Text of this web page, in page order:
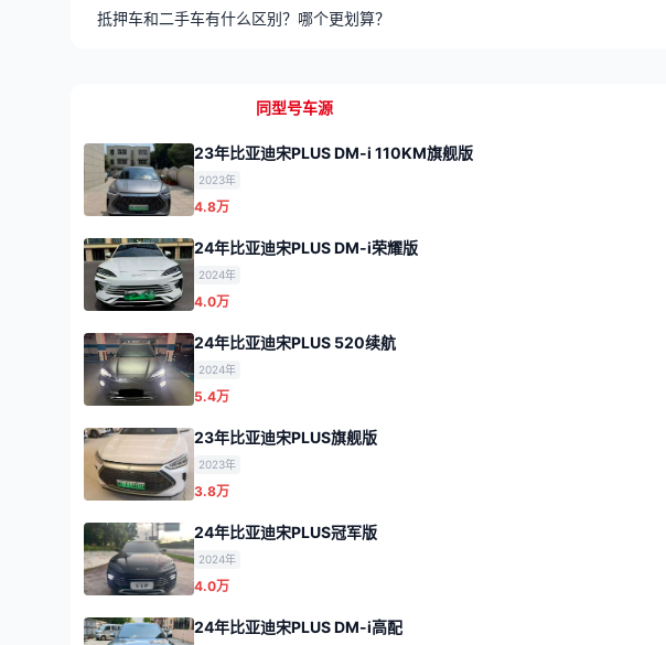
抵押车和二手车有什么区别？哪个更划算？
同型号车源
23年比亚迪宋PLUS DM-i 110KM旗舰版
2023年
4.8万
24年比亚迪宋PLUS DM-i荣耀版
2024年
4.0万
24年比亚迪宋PLUS 520续航
2024年
5.4万
23年比亚迪宋PLUS旗舰版
2023年
3.8万
24年比亚迪宋PLUS冠军版
2024年
4.0万
24年比亚迪宋PLUS DM-i高配